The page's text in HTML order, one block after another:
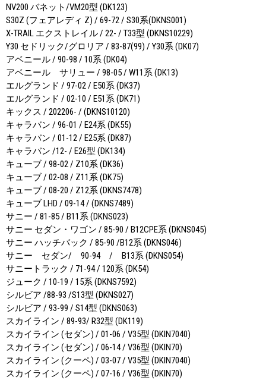
NV200 バネット/VM20型 (DK123)
S30Z (フェアレディ Z) / 69-72 / S30系(DKNS001)
X-TRAIL エクストレイル / 22- / T33型 (DKNS10229)
Y30 セドリック/グロリア / 83-87(99) / Y30系 (DK07)
アベニール / 90-98 / 10系 (DK04)
アベニール サリュー / 98-05 / W11系 (DK13)
エルグランド / 97-02 / E50系 (DK37)
エルグランド / 02-10 / E51系 (DK71)
キックス / 202206- / (DKNS10120)
キャラバン / 96-01 / E24系 (DK55)
キャラバン / 01-12 / E25系 (DK87)
キャラバン /12- / E26型 (DK134)
キューブ / 98-02 / Z10系 (DK36)
キューブ / 02-08 / Z11系 (DK75)
キューブ / 08-20 / Z12系 (DKNS7478)
キューブ LHD / 09-14 / (DKNS7489)
サニー / 81-85 / B11系 (DKNS023)
サニー セダン・ワゴン / 85-90 / B12CPE系 (DKNS045)
サニー ハッチバック / 85-90 /B12系 (DKNS046)
サニー セダン/ 90-94 / B13系 (DKNS054)
サニートラック / 71-94 / 120系 (DK54)
ジューク / 10-19 / 15系 (DKNS7592)
シルビア /88-93 /S13型 (DKNS027)
シルビア / 93-99 / S14型 (DKNS063)
スカイライン / 89-93/ R32型 (DK119)
スカイライン (セダン) / 01-06 / V35型 (DKIN7040)
スカイライン (セダン) / 06-14 / V36型 (DKIN70)
スカイライン (クーペ) / 03-07 / V35型 (DKIN7040)
スカイライン (クーペ) / 07-16 / V36型 (DKIN70)